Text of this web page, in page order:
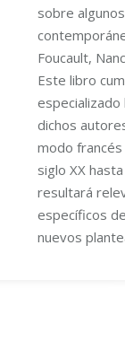
sobre
Foucault,
Este libro
dichos
modo
siglo XX
resultará
específicos
nuevos